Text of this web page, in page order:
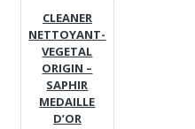
CLEANER
NETTOYANT-
VEGETAL
ORIGIN –
SAPHIR
MEDAILLE
D’OR